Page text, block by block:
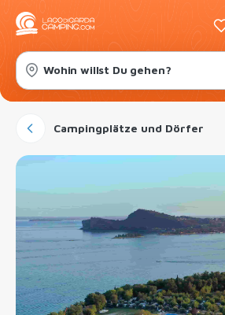
Wohin willst Du gehen?
Campingplätze und Dörfer